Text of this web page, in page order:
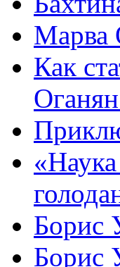
Марва
Как
Борис
Борис